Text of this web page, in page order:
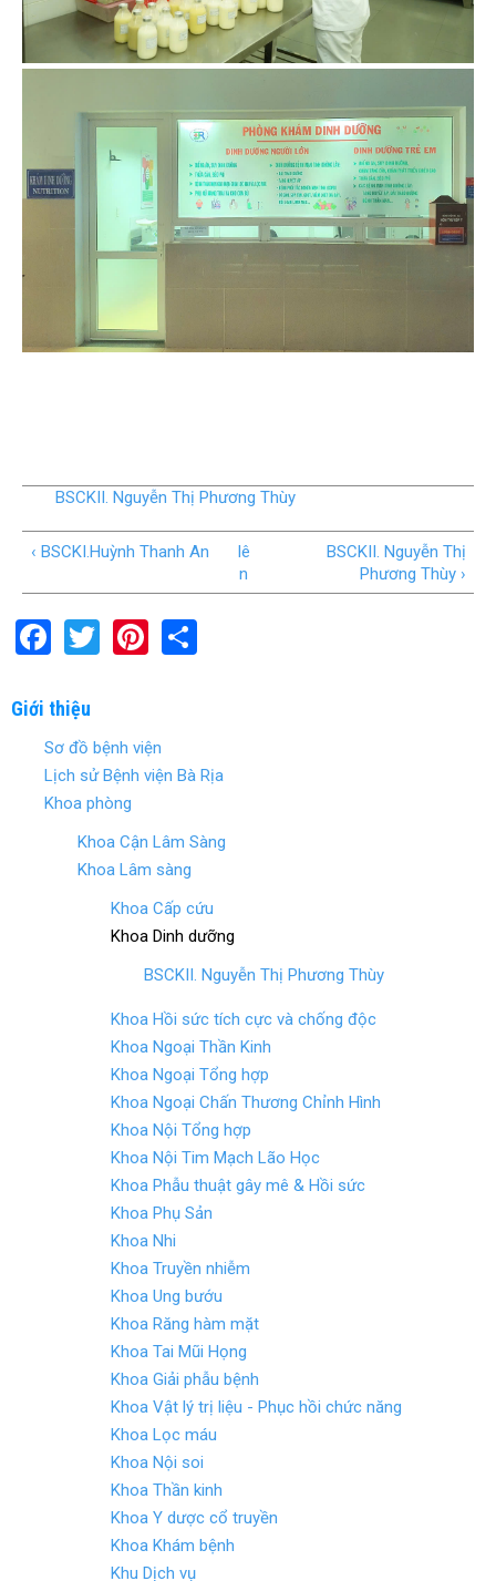
BSCKII. Nguyễn Thị Phương Thùy
‹ BSCKI.Huỳnh Thanh An
lê
n
BSCKII. Nguyễn Thị
Phương Thùy ›
F
a
ce
b
o
o
T
wi
er
Pi
nt
es
t
Giới thiệu
Sơ đồ bệnh viện
Lịch sử Bệnh viện Bà Rịa
Khoa phòng
Khoa Cận Lâm Sàng
Khoa Lâm sàng
Khoa Cấp cứu
Khoa Dinh dưỡng
BSCKII. Nguyễn Thị Phương Thùy
Khoa Hồi sức tích cực và chống độc
Khoa Ngoại Thần Kinh
Khoa Ngoại Tổng hợp
Khoa Ngoại Chấn Thương Chỉnh Hình
Khoa Nội Tổng hợp
Khoa Nội Tim Mạch Lão Học
Khoa Phẫu thuật gây mê & Hồi sức
Khoa Phụ Sản
Khoa Nhi
Khoa Truyền nhiễm
Khoa Ung bướu
Khoa Răng hàm mặt
Khoa Tai Mũi Họng
Khoa Giải phẫu bệnh
Khoa Vật lý trị liệu - Phục hồi chức năng
Khoa Lọc máu
Khoa Nội soi
Khoa Thần kinh
Khoa Y dược cổ truyền
Khoa Khám bệnh
Khu Dịch vụ